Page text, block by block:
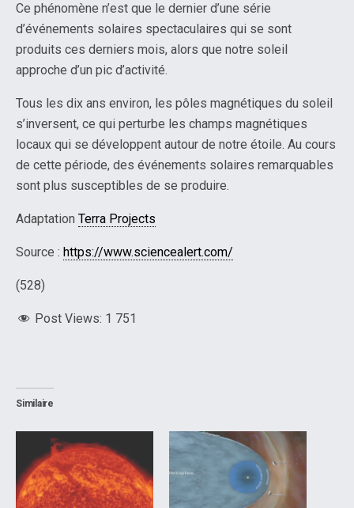
Ce phénomène n’est que le dernier d’une série
d’événements solaires spectaculaires qui se sont
produits ces derniers mois, alors que notre soleil
approche d’un pic d’activité.
Tous les dix ans environ, les pôles magnétiques du soleil
s’inversent, ce qui perturbe les champs magnétiques
locaux qui se développent autour de notre étoile. Au cours
de cette période, des événements solaires remarquables
sont plus susceptibles de se produire.
Adaptation Terra Projects
Source : https://www.sciencealert.com/
(528)
Post Views: 1 751
Similaire